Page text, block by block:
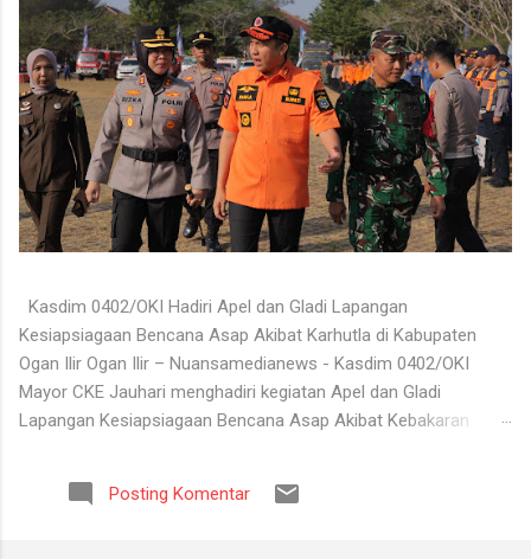
Kasdim 0402/OKI Hadiri Apel dan Gladi Lapangan
Kesiapsiagaan Bencana Asap Akibat Karhutla di Kabupaten
Ogan Ilir Ogan Ilir – Nuansamedianews - Kasdim 0402/OKI
Mayor CKE Jauhari menghadiri kegiatan Apel dan Gladi
Lapangan Kesiapsiagaan Bencana Asap Akibat Kebakaran
yang digelar di Lapangan Upacara Komplek Perkantoran
Terpadu (KPT) Tanjung Senai, Kabupaten Ogan Ilir, Selasa
Posting Komentar